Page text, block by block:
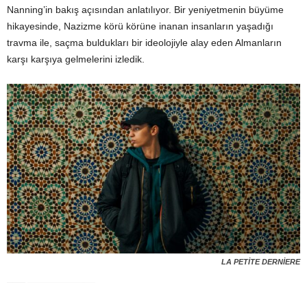
Nanning’in bakış açısından anlatılıyor. Bir yeniyetmenin büyüme
hikayesinde, Nazizme körü körüne inanan insanların yaşadığı
travma ile, saçma buldukları bir ideolojiyle alay eden Almanların
karşı karşıya gelmelerini izledik.
LA PETİTE DERNİERE